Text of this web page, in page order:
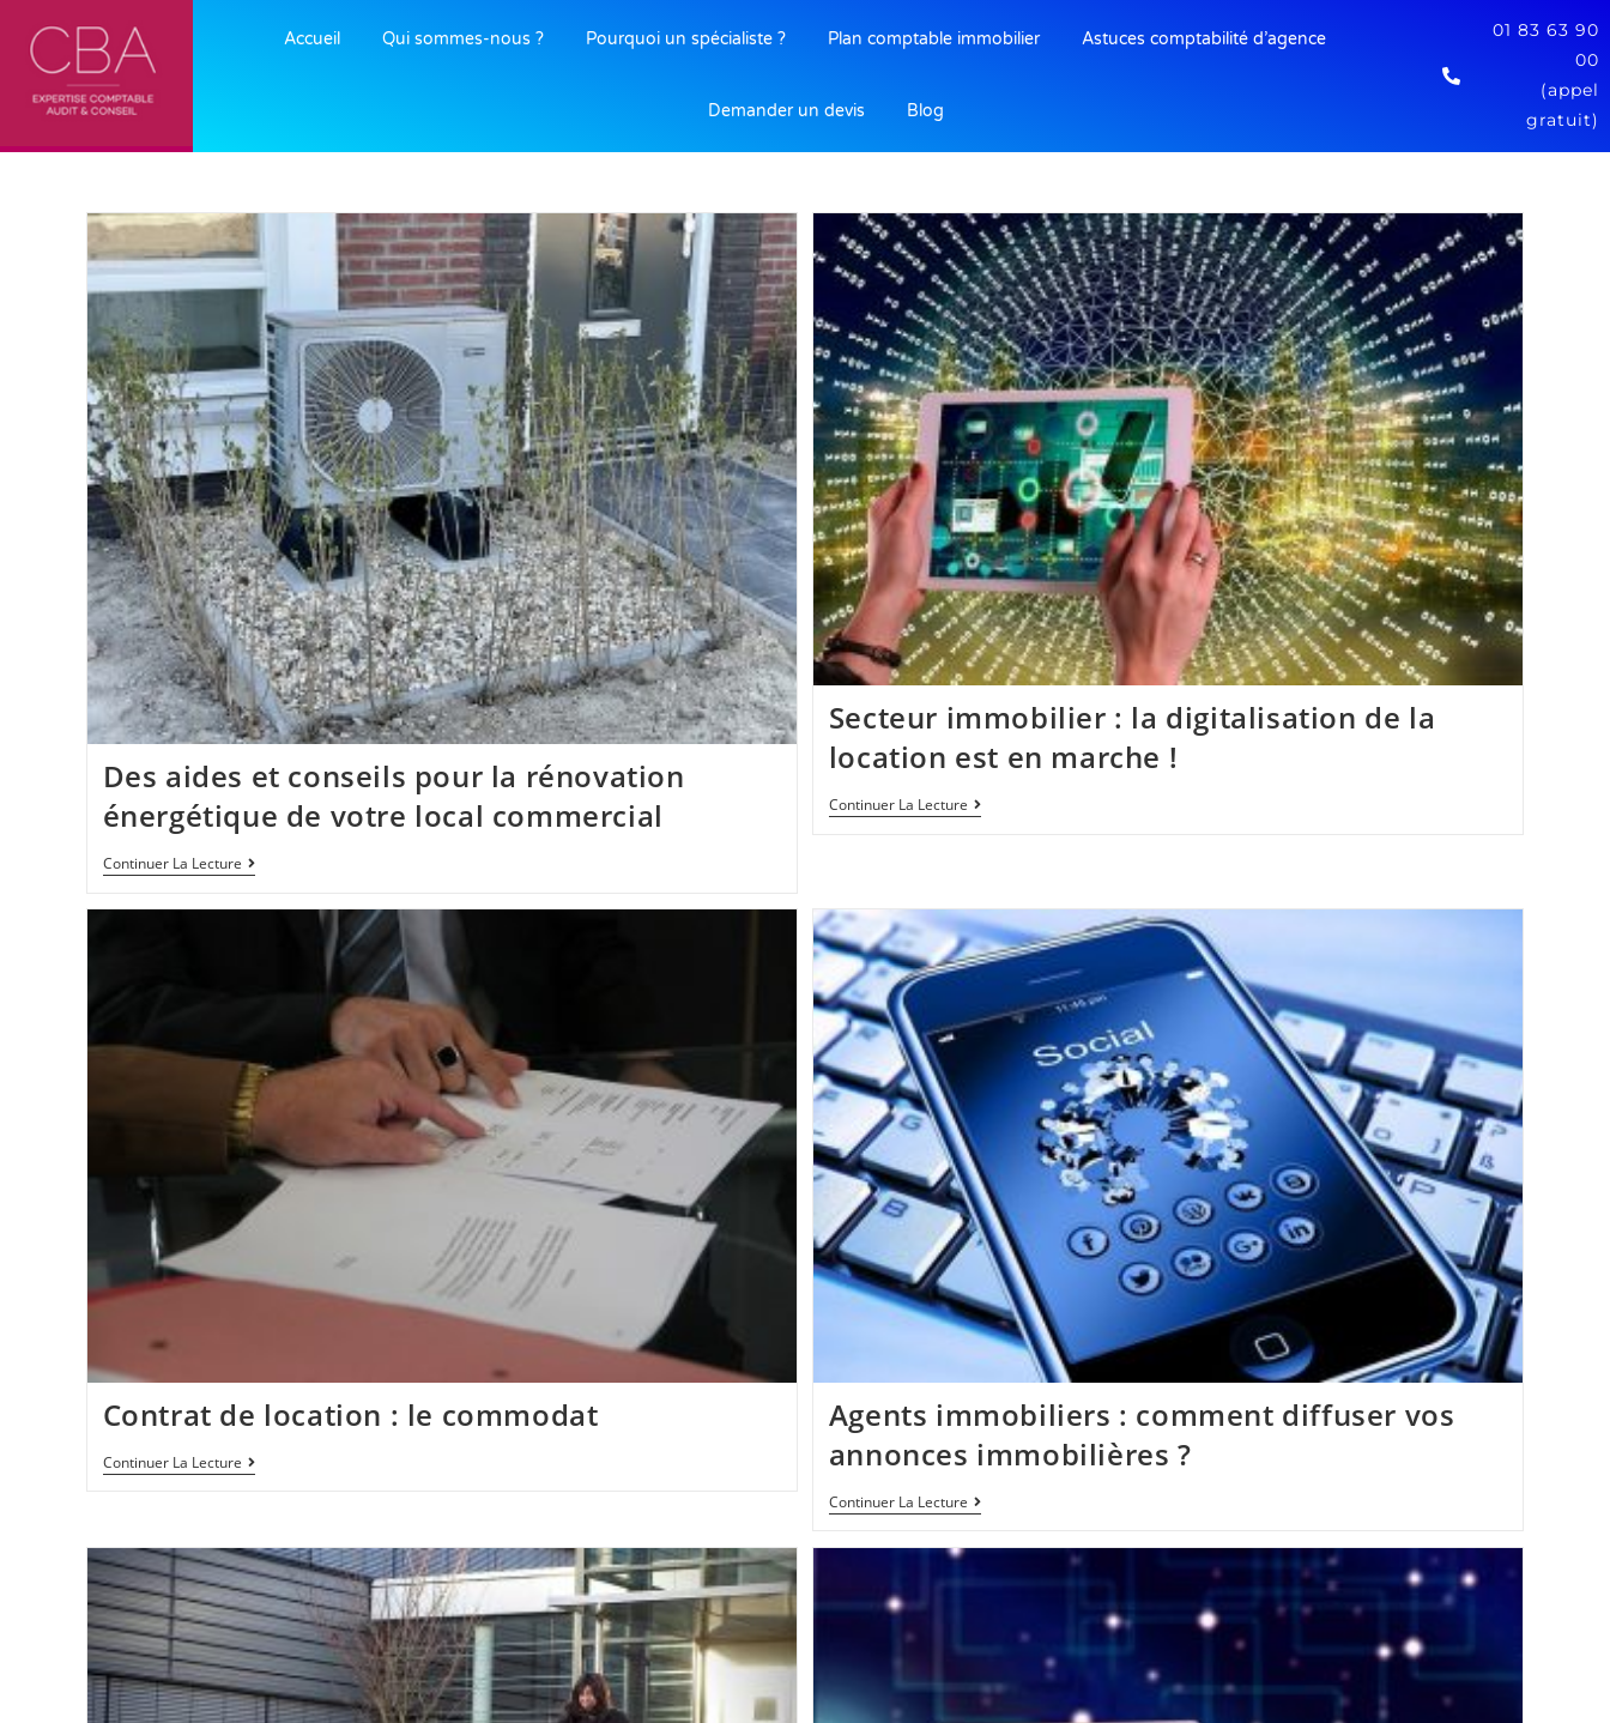
Accueil Qui sommes-nous ? Pourquoi un spécialiste ? Plan comptable immobilier Astuces comptabilité d’agence
Demander un devis Blog
01 83 63 90
00
(appel
gratuit)
Des aides et conseils pour la rénovation
énergétique de votre local commercial
Continuer La Lecture
Secteur immobilier : la digitalisation de la
location est en marche !
Continuer La Lecture
Contrat de location : le commodat
Continuer La Lecture
Agents immobiliers : comment diffuser vos
annonces immobilières ?
Continuer La Lecture